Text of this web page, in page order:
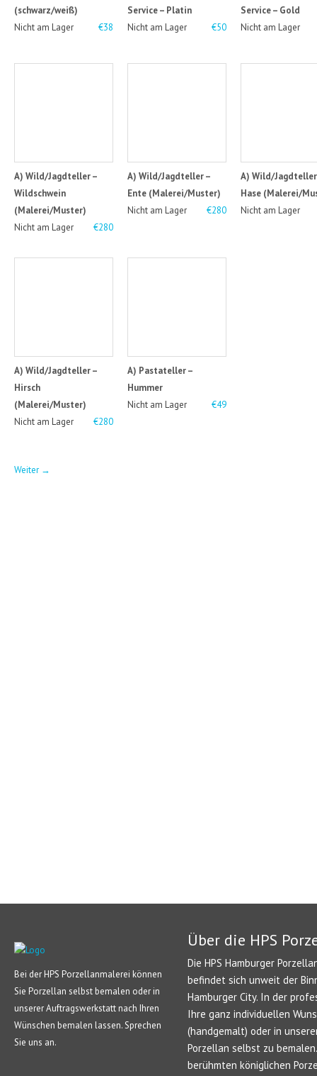
(schwarz/weiß)
€38
Nicht am Lager
Service – Platin
€50
Nicht am Lager
Service – Gold
Nicht am Lager
A) Wild/Jagdteller –
Wildschwein
(Malerei/Muster)
€280
Nicht am Lager
A) Wild/Jagdteller –
Ente (Malerei/Muster)
€280
Nicht am Lager
A) Wild/
Hase (Malerei/
Nicht am Lager
A) Wild/Jagdteller –
Hirsch
(Malerei/Muster)
€280
Nicht am Lager
A) Pastateller –
Hummer
€49
Nicht am Lager
Weiter →
Bei der HPS Porzellanmalerei können
Sie Porzellan selbst bemalen oder in
unserer Auftragswerkstatt nach Ihren
Wünschen bemalen lassen. Sprechen
Sie uns an.
Über die HPS
Die HPS Hamburger
befindet sich unweit der
Hamburger City. In der
Ihre ganz individuellen
(handgemalt) oder in
Porzellan selbst zu
berühmten königlichen